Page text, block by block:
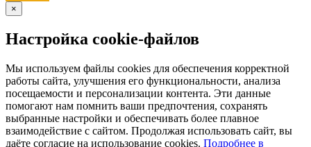
×
Настройка cookie-файлов
Мы используем файлы cookies для обеспечения корректной
работы сайта, улучшения его функциональности, анализа
посещаемости и персонализации контента. Эти данные
помогают нам помнить ваши предпочтения, сохранять
выбранные настройки и обеспечивать более плавное
взаимодействие с сайтом. Продолжая использовать сайт, вы
даёте согласие на использование cookies. Подробнее в